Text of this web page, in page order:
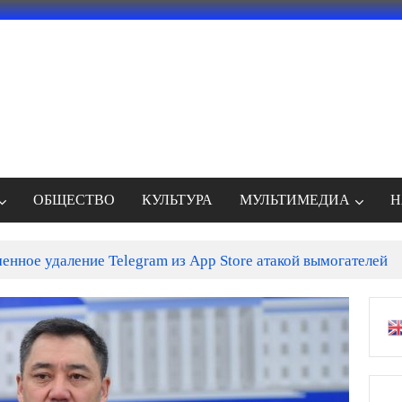
ОБЩЕСТВО КУЛЬТУРА МУЛЬТИМЕДИА
удаление Telegram из App Store атакой вымогателей